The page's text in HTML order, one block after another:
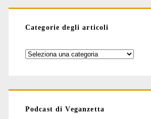
Categorie degli articoli
Categorie
Podcast di Veganzetta